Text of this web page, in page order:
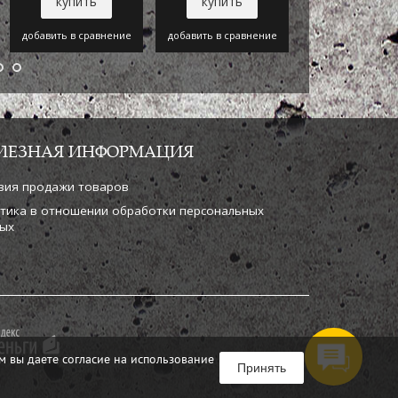
добавить в сравнение добавить в сравнение добавить в
ИНФОРМАЦИЯ
продажи товаров
в отношении обработки персональных
даете согласие на использование
Принять